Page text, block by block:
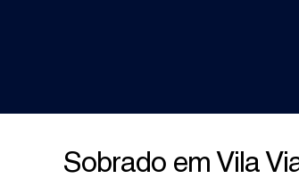
Sobrado em Vila